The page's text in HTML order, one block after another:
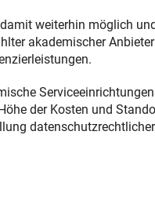
weiterhin möglich
akademischer
der Kosten und